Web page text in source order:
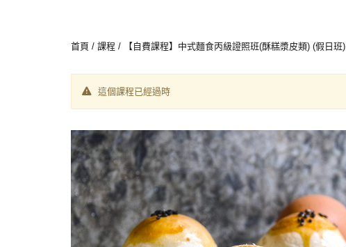
首頁 / 課程 / 【自費課程】中式麵食丙級證照班(酥糕漿皮類) (假日
這個課程已經過時